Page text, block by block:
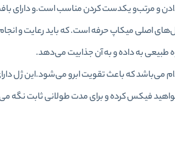
اصلی میکاپ حرفه است. که باید رعایت و
طبیعی به داده و به آن جذابیت می‌دهد.
می‌باشد که باعث تقویت ابرو می‌شود.این ژل
فیکس کرده و برای مدت طولانی ثابت نگه